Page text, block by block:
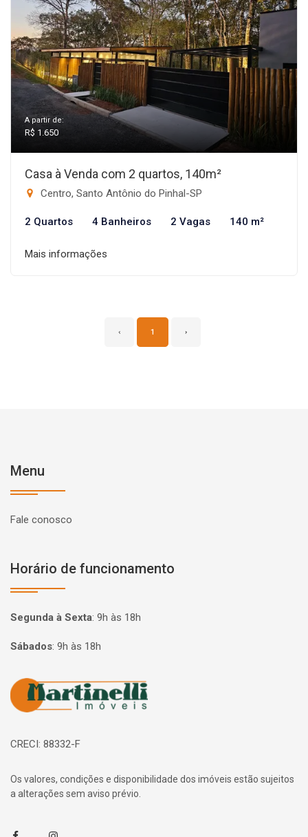
A partir de:
R$ 1.650
Casa à Venda com 2 quartos, 140m²
Centro, Santo Antônio do Pinhal-SP
2 Quartos 4 Banheiros 2 Vagas 140 m²
Mais informações
‹ 1 ›
Menu
Fale conosco
Horário de funcionamento
Segunda à Sexta: 9h às 18h
Sábados: 9h às 18h
Página inicial
CRECI: 88332-F
Os valores, condições e disponibilidade dos imóveis estão sujeitos
a alterações sem aviso prévio.